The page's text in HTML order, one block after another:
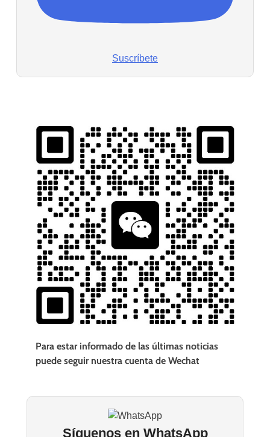
Suscríbete
Para estar informado de las últimas noticias
puede seguir nuestra cuenta de Wechat
Síguenos en WhatsApp